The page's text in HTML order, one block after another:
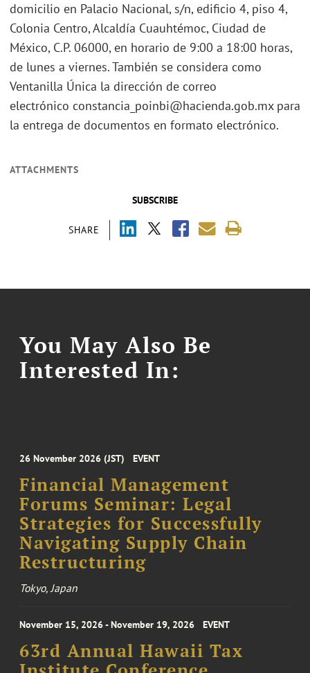
SUBSCRIBE
SHARE
domicilio en Palacio Nacional, s/n, edificio 4, piso 4,
Colonia Centro, Alcaldía Cuauhtémoc, Ciudad de
México, C.P. 06000, en horario de 9:00 a 18:00 horas,
de lunes a viernes. También se considera como
Ventanilla Única la dirección de correo
electrónico constancia_poinbi@hacienda.gob.mx para
la entrega de documentos en formato electrónico.
ATTACHMENTS
You May Also Be
Interested In:
26 November 2026 (JST) EVENT
Financial Management
Forums Seminar: Legal
Strategies for Successfully
Navigating Supply Chain
Restructuring
Tokyo, Japan
November 15, 2026 - November 19, 2026 EVENT
63rd Annual Hawaii Tax